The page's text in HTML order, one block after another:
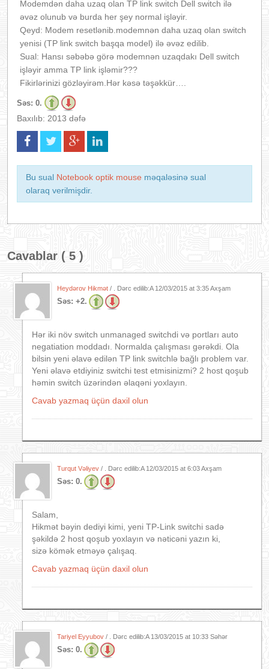
Modemdən daha uzaq olan TP link switch Dell switch ilə
əvəz olunub və burda her şey normal işləyir.
Qeyd: Modem resetlənib.modemnən daha uzaq olan switch
yenisi (TP link switch başqa model) ilə əvəz edilib.
Sual: Hansı səbəbə görə modemnən uzaqdakı Dell switch
işləyir amma TP link işləmir???
Fikirlərinizi gözləyirəm.Hər kəsə təşəkkür….
Səs: 0.
Baxılıb: 2013 dəfə
Bu sual Notebook optik mouse məqaləsinə sual
olaraq verilmişdir.
Cavablar ( 5 )
Heydərov Hikmət / . Dərc edilib:A 12/03/2015 at 3:35 Axşam
Səs: +2.
Hər iki növ switch unmanaged switchdi və portları auto
negatiation moddadı. Normalda çalışması gərəkdi. Ola
bilsin yeni əlavə edilən TP link switchlə bağlı problem var.
Yeni əlavə etdiyiniz switchi test etmisinizmi? 2 host qoşub
həmin switch üzərindən əlaqəni yoxlayın.
Cavab yazmaq üçün daxil olun
Turqut Vəliyev / . Dərc edilib:A 12/03/2015 at 6:03 Axşam
Səs: 0.
Salam,
Hikmət bəyin dediyi kimi, yeni TP-Link switchi sadə
şəkildə 2 host qoşub yoxlayın və nəticəni yazın ki,
sizə kömək etməyə çalışaq.
Cavab yazmaq üçün daxil olun
Tariyel Eyyubov / . Dərc edilib:A 13/03/2015 at 10:33 Səhər
Səs: 0.